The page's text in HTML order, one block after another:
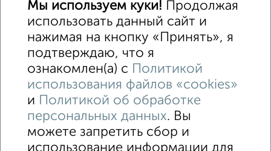
5 500₽ в сутки
ЖК Курортный, Пушкина 34
Агентство, 02.08.2026
На сутки На длительный срок Без посредников
Мы используем куки! Продолжая
использовать данный сайт и
нажимая на кнопку «Принять», я
подтверждаю, что я
ознакомлен(а) с Политикой
использования файлов «cookies»
и Политикой об обработке
персональных данных. Вы
можете запретить сбор и
использование информации для